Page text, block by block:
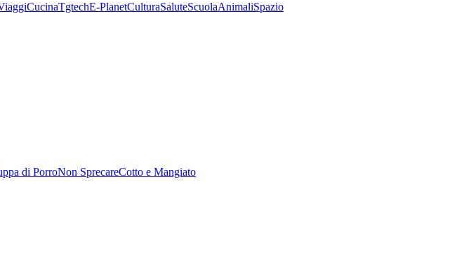
CucinaTgtechE-PlanetCulturaSaluteScuolaAnimaliSpazio
di PorroNon SprecareCotto e Mangiato